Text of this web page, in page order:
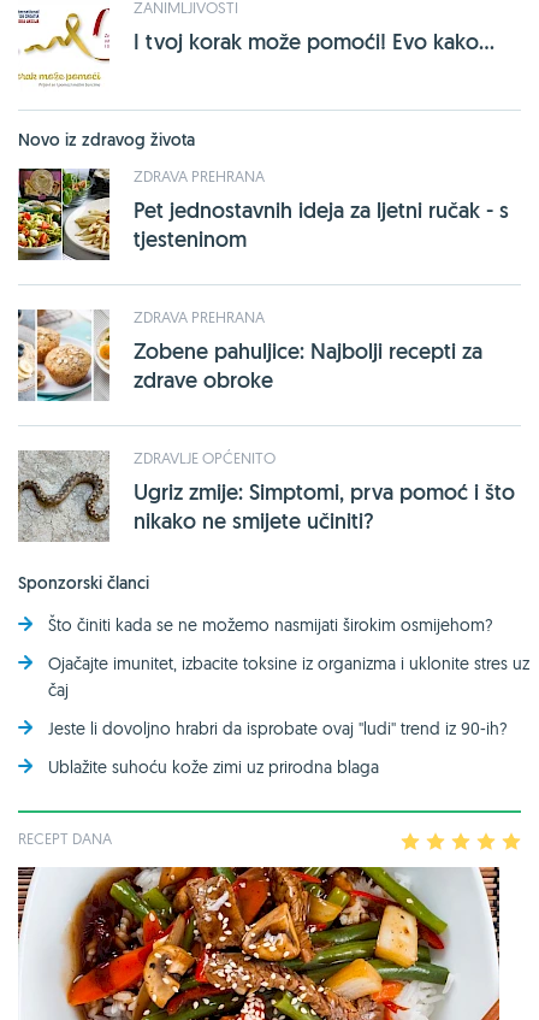
ZANIMLJIVOSTI
I tvoj korak može pomoći! Evo kako...
Novo iz zdravog života
ZDRAVA PREHRANA
Pet jednostavnih ideja za ljetni ručak - s
tjesteninom
ZDRAVA PREHRANA
Zobene pahuljice: Najbolji recepti za
zdrave obroke
ZDRAVLJE OPĆENITO
Ugriz zmije: Simptomi, prva pomoć i što
nikako ne smijete učiniti?
Sponzorski članci
Što činiti kada se ne možemo nasmijati širokim osmijehom?
Ojačajte imunitet, izbacite toksine iz organizma i uklonite stres uz
čaj
Jeste li dovoljno hrabri da isprobate ovaj ''ludi'' trend iz 90-ih?
Ublažite suhoću kože zimi uz prirodna blaga
RECEPT DANA 2 3 4